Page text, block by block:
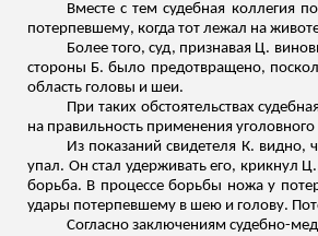
Вместе с тем судебная коллегия
потерпевшему, когда тот лежал на
Более того, суд, признавая Ц.
стороны Б. было предотвращено,
область головы и шеи.
При таких обстоятельствах
на правильность применения уголовного
Из показаний свидетеля К.
упал. Он стал удерживать его, крикнул
борьба. В процессе борьбы ножа у
удары потерпевшему в шею и голову.
Согласно заключениям судебно-